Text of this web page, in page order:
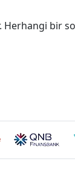
Herhangi bir